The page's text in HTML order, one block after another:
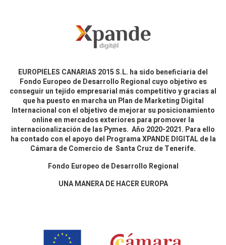
EUROPIELES CANARIAS 2015 S.L. ha sido beneficiaria del
Fondo Europeo de Desarrollo Regional cuyo objetivo es
conseguir un tejido empresarial más competitivo y gracias al
que ha puesto en marcha un Plan de Marketing Digital
Internacional con el objetivo de mejorar su posicionamiento
online en mercados exteriores para promover la
internacionalización de las Pymes. Año 2020-2021. Para ello
ha contado con el apoyo del Programa XPANDE DIGITAL de la
Cámara de Comercio de Santa Cruz de Tenerife.
Fondo Europeo de Desarrollo Regional
UNA MANERA DE HACER EUROPA